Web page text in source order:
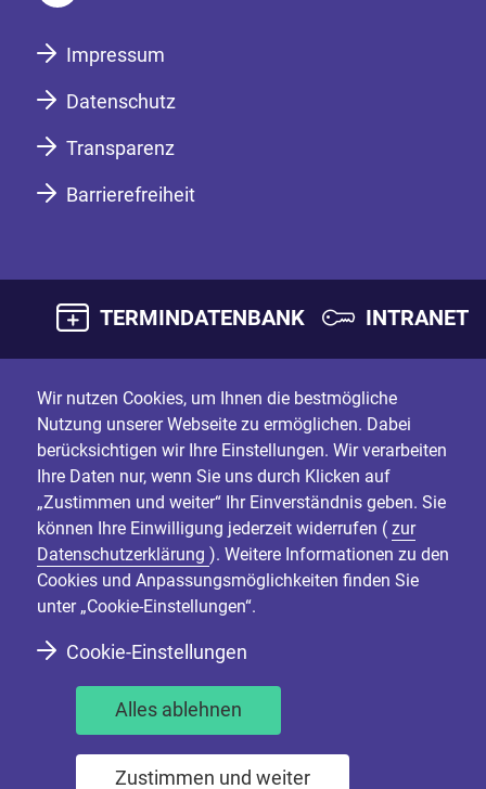
Impressum
Datenschutz
Transparenz
Barrierefreiheit
TERMINDATENBANK INTRANET
Wir nutzen Cookies, um Ihnen die bestmögliche
Nutzung unserer Webseite zu ermöglichen. Dabei
berücksichtigen wir Ihre Einstellungen. Wir verarbeiten
Ihre Daten nur, wenn Sie uns durch Klicken auf
„Zustimmen und weiter“ Ihr Einverständnis geben. Sie
können Ihre Einwilligung jederzeit widerrufen ( zur
Datenschutzerklärung ). Weitere Informationen zu den
Cookies und Anpassungsmöglichkeiten finden Sie
unter „Cookie-Einstellungen“.
Cookie-Einstellungen
Alles ablehnen
Zustimmen und weiter